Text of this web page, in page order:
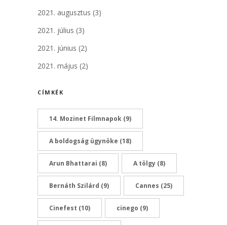
2021. augusztus (3)
2021. július (3)
2021. június (2)
2021. május (2)
CÍMKÉK
14. Mozinet Filmnapok (9)
A boldogság ügynöke (18)
Arun Bhattarai (8) A tölgy (8)
Bernáth Szilárd (9) Cannes (25)
Cinefest (10) cinego (9)